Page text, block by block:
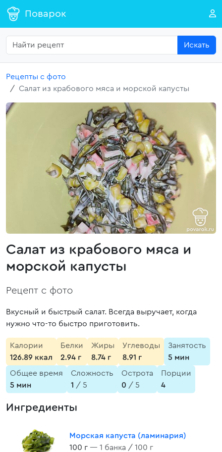
Поварок
Искать
Рецепты с фото
Салат из крабового мяса и морской капусты
Салат из крабового мяса и
морской капусты
Рецепт с фото
Вкусный и быстрый салат. Всегда выручает, когда
нужно что-то быстро приготовить.
Калории
126.89 ккал
Белки
2.94 г
Жиры
8.74 г
Углеводы
8.91 г
Занятость
5 мин
Общее время
5 мин
Сложность
1 / 5
Острота
0 / 5
Порции
4
Ингредиенты
Морская капуста (ламинария)
100 г — 1 банка / 100 г